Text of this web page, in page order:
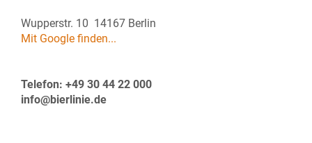
Wupperstr. 10 14167 Berlin
Mit Google finden...
Telefon: +49 30 44 22 000
info@bierlinie.de